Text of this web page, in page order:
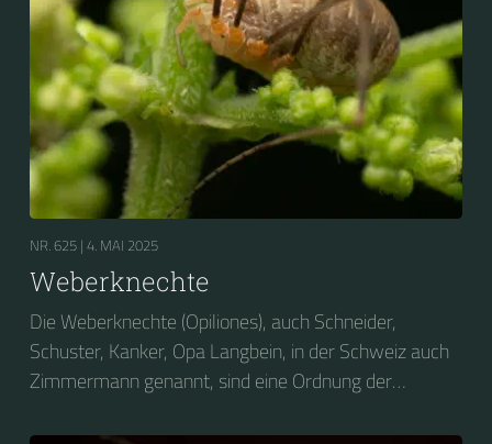
NR. 625 | 4. MAI 2025
Weberknechte
Die Weberknechte (Opiliones), auch Schneider,
Schuster, Kanker, Opa Langbein, in der Schweiz auch
Zimmermann genannt, sind eine Ordnung der